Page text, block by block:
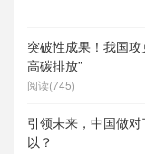
突破性成果！我国
高碳排放”
阅读(745)
引领未来，中国做
以？